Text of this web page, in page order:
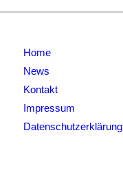
Home
News
Kontakt
Impressum
Datenschutzerklärung